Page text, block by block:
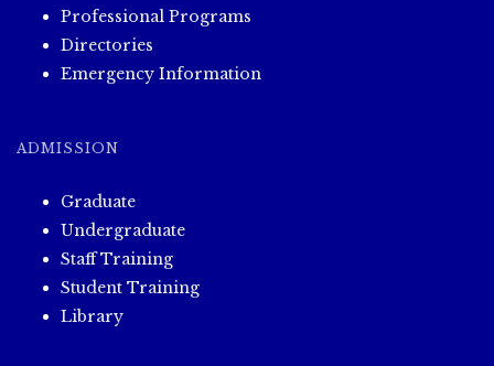
Professional Programs
Directories
Emergency Information
ADMISSION
Graduate
Undergraduate
Staff Training
Student Training
Library